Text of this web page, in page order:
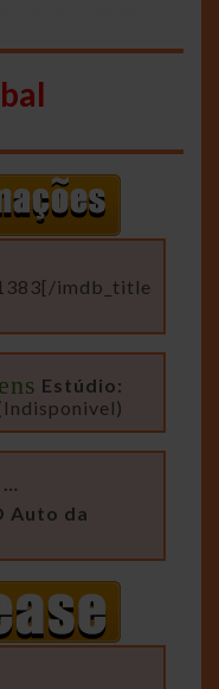
imdb_title
Estúdio:
…
Auto da